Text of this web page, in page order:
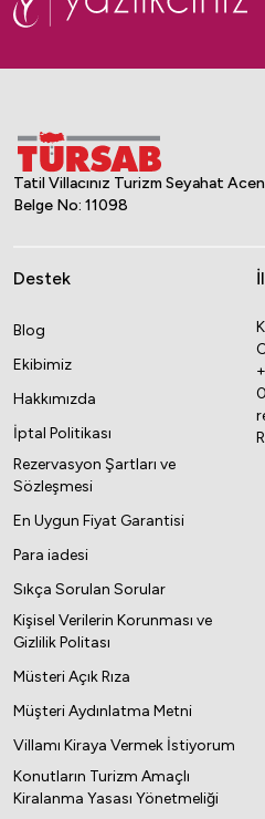
Tatil Villacınız Turizm Seyahat
Belge No: 11098
Destek
Blog
Ekibimiz
Hakkımızda
İptal Politikası
Rezervasyon Şartları ve
Sözleşmesi
En Uygun Fiyat Garantisi
Para iadesi
Sıkça Sorulan Sorular
Kişisel Verilerin Korunması ve
Gizlilik Politası
Müsteri Açık Rıza
Müşteri Aydınlatma Metni
Villamı Kiraya Vermek İstiyorum
Konutların Turizm Amaçlı
Kiralanma Yasası Yönetmeliği